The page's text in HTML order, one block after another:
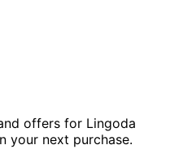
offers for Lingoda
your next purchase.